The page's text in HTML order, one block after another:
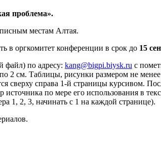
проблема».
местам Алтая.
в оргкомитет конференции в срок до 15
файл) по адресу: kang@bigpi.biysk.ru с
2 см. Таблицы, рисунки размером не
сверху справа 1-й страницы курсивом.
по мере его использования в
1, 2, 3, начинать с 1 на каждой странице).